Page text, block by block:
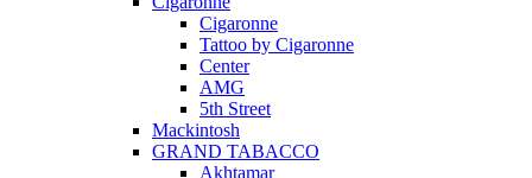
Cigaronne
Tattoo by Cigaronne
Center
AMG
5th Street
Mackintosh
GRAND TABACCO
Akhtamar